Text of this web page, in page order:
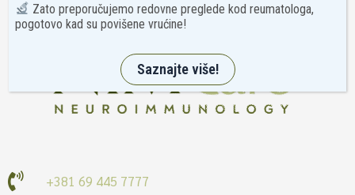
+381 69 445 7777
Zato preporučujemo redovne preglede kod reumatologa,
pogotovo kad su povišene vrućine!
Saznajte više!